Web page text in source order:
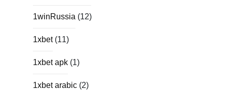
1winRussia (12)
1xbet(11)
1xbet apk (1)
1xbet arabic (2)